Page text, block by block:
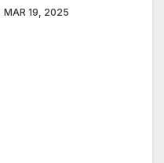
MAR 19, 2025